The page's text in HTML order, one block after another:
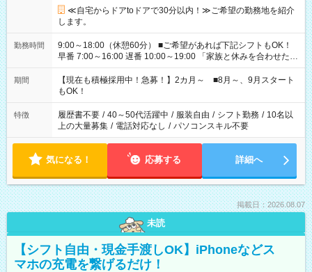
≪自宅からドアtoドアで30分以内！≫ご希望の勤務地を紹介
します。
勤務時間
9:00～18:00（休憩60分） ■ご希望があれば下記シフトもOK！
早番 7:00～16:00 遅番 10:00～19:00 「家族と休みを合わせた
い」 「余裕を持って夕飯の準備がしたい」 「できれば残業はし
たくない」 など、ご希望を教えてくださいね。 ※Wワーク希望
の方へ 今ご覧のお仕事で希望する勤務時間と、もう1つのお仕事
の勤務時間。 合計で週40時間を超える場合は応募できません。
期間
【現在も積極採用中！急募！】2カ月～ ■8月～、9月スタート
もOK！
特徴 履歴書不要 / 40～50代活躍中 / 服装自由 / シフト勤務 / 10名以
上の大量募集 / 電話対応なし / パソコンスキル不要
気になる！ 応募する 詳細へ
掲載日：2026.08.07
未読
【シフト自由・現金手渡しOK】iPhoneなどス
マホの充電を繋げるだけ！